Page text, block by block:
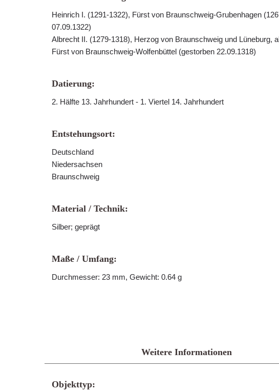
Heinrich I. (1291-1322), Fürst von Braunschweig-Grubenhagen
07.09.1322)
Albrecht II. (1279-1318), Herzog von Braunschweig und Lüneburg,
Fürst von Braunschweig-Wolfenbüttel (gestorben 22.09.1318)
Datierung:
2. Hälfte 13. Jahrhundert - 1. Viertel 14. Jahrhundert
Entstehungsort:
Deutschland
Niedersachsen
Braunschweig
Material / Technik:
Silber; geprägt
Maße / Umfang:
Durchmesser: 23 mm, Gewicht: 0.64 g
Weitere Informationen
Objekttyp: